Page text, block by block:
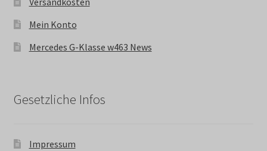
Mein Konto
Mercedes G-Klasse w463 News
Gesetzliche Infos
Impressum